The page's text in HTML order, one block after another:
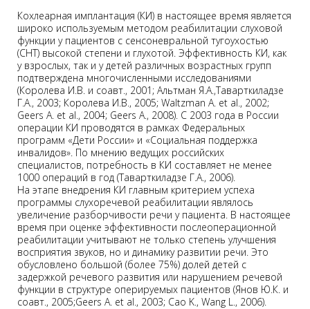
Кохлеарная имплантация (КИ) в настоящее время является
широко используемым методом реабилитации слуховой
функции у пациентов с сенсоневральной тугоухостью
(СНТ) высокой степени и глухотой. Эффективность КИ, как
у взрослых, так и у детей различных возрастных групп
подтверждена многочисленными исследованиями
(Королева И.В. и соавт., 2001; Альтман Я.А.,Таварткиладзе
Г.А., 2003; Королева И.В., 2005; Waltzman A. et al., 2002;
Geers A. et al., 2004; Geers A., 2008). С 2003 года в России
операции КИ проводятся в рамках Федеральных
программ «Дети России» и «Социальная поддержка
инвалидов». По мнению ведущих российских
специалистов, потребность в КИ составляет не менее
1000 операций в год (Таварткиладзе Г.А., 2006).
На этапе внедрения КИ главным критерием успеха
программы слухоречевой реабилитации являлось
увеличение разборчивости речи у пациента. В настоящее
время при оценке эффективности послеоперационной
реабилитации учитывают не только степень улучшения
восприятия звуков, но и динамику развитии речи. Это
обусловлено большой (более 75%) долей детей с
задержкой речевого развития или нарушением речевой
функции в структуре оперируемых пациентов (Янов Ю.К. и
соавт., 2005;Geers A. et al., 2003; Cao K., Wang L., 2006).